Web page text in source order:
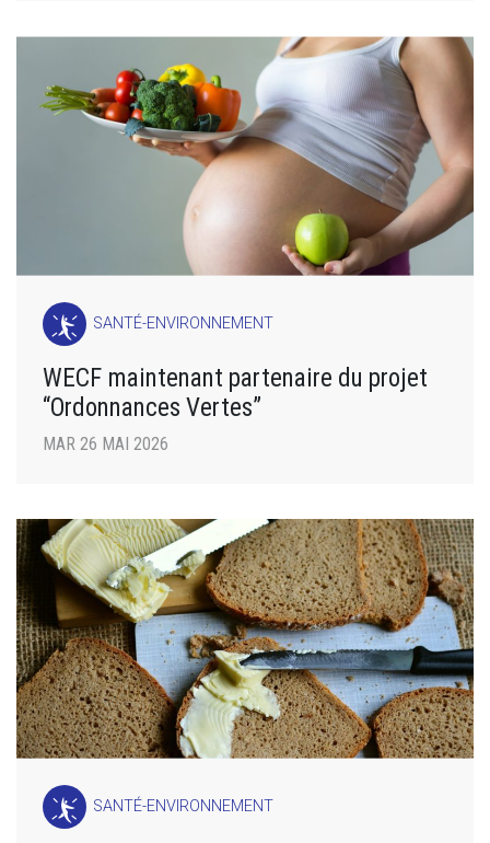
SANTÉ-ENVIRONNEMENT
WECF maintenant partenaire du projet
“Ordonnances Vertes”
MAR 26 MAI 2026
SANTÉ-ENVIRONNEMENT